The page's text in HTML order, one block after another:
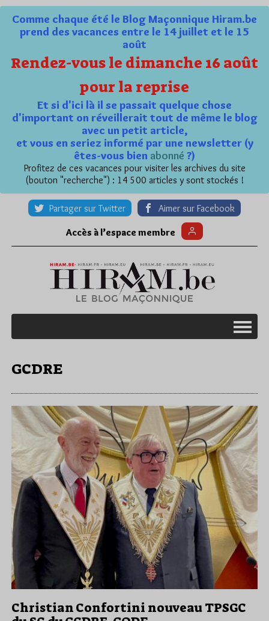
Comme chaque été le Blog Maçonnique Hiram.be
prend des vacances entre le 14 juillet et le 15
août
Rendez-vous le dimanche 16 août
pour la reprise
Et si d'ici là il se passait quelque chose
d'important on réveillerait tout de même le blog
avec un petit article,
et vous en seriez informé par une newsletter (y
êtes-vous bien abonné ?)
Profitez de ces vacances pour visiter les archives du site
(bouton "recherche") : 14 500 articles y sont stockés !
Partager sur Twitter Aimer sur Facebook
Accès à l’espace membre
GCDRE
Christian Confortini nouveau TPSGC